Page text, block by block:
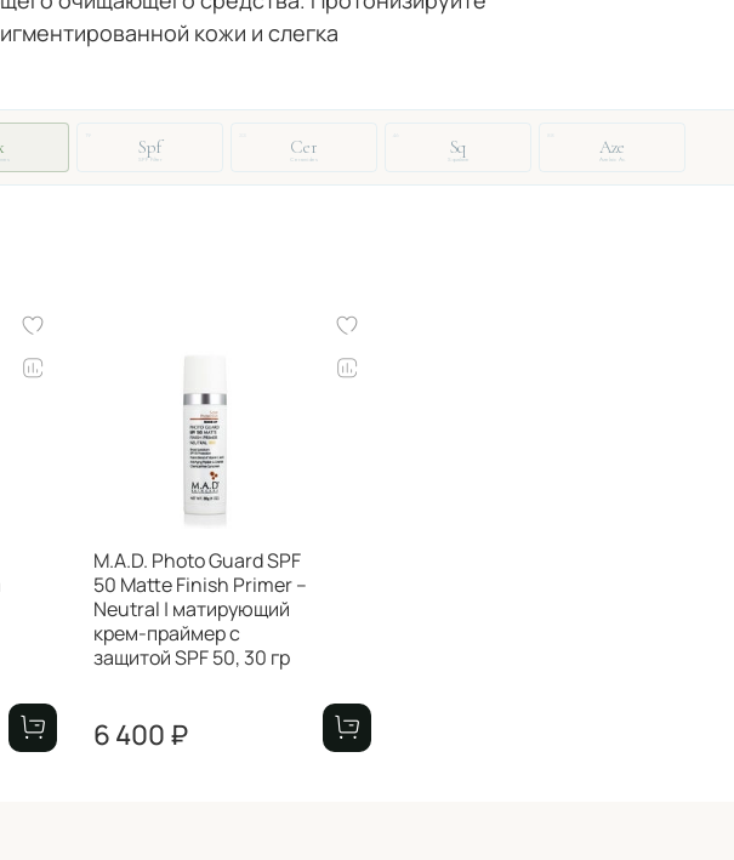
кожи и слегка
Spf
SPF Filter
Cer
Ceramides
46
Sq
Squalane
Aze
Azelaic Ac.
M.A.D. Photo Guard SPF
50 Matte Finish Primer –
Neutral | матирующий
крем-праймер с
защитой SPF 50, 30 гр
6 400 ₽